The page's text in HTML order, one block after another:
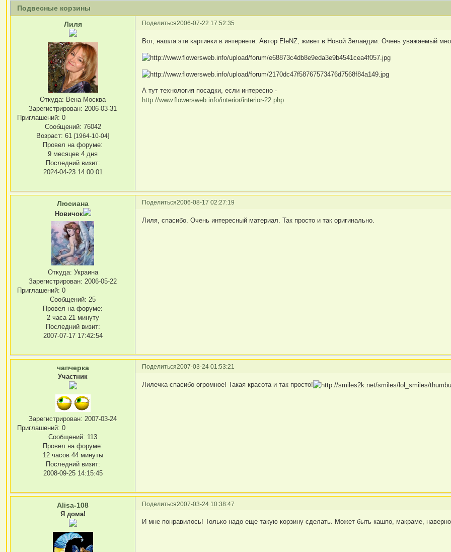
Подвесные корзины
Поделиться2006-07-22 17:52:35
Лиля
Откуда: Вена-Москва
Зарегистрирован: 2006-03-31
Приглашений: 0
Сообщений: 76042
Возраст: 61[1964-10-04]
Провел на форуме:
9 месяцев 4 дня
Последний визит:
2024-04-23 14:00:01
Вот, нашла эти картинки в интернете. Автор EleNZ, живет в Новой Зеландии. Очень уважаемый
А тут технология посадки, если интересно -
http://www.flowersweb.info/interior/interior-22.php
Поделиться2006-08-17 02:27:19
Люсиана
Новичок
Откуда: Украина
Зарегистрирован: 2006-05-22
Приглашений: 0
Сообщений: 25
Провел на форуме:
2 часа 21 минуту
Последний визит:
2007-07-17 17:42:54
Лиля, спасибо. Очень интересный материал. Так просто и так оригинально.
Поделиться2007-03-24 01:53:21
чапчерка
Участник
Зарегистрирован: 2007-03-24
Приглашений: 0
Сообщений: 113
Провел на форуме:
12 часов 44 минуты
Последний визит:
2008-09-25 14:15:45
Лилечка спасибо огромное! Такая красота и так просто!
Поделиться2007-03-24 10:38:47
Alisa-108
Я дома!
И мне понравилось! Только надо еще такую корзину сделать. Может быть кашпо, макраме,